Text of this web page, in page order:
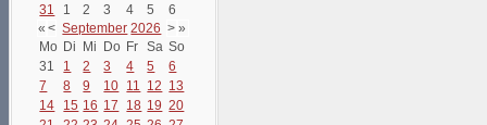
31
1 2 3 4 5
6
« < September 2026 > »
Mo Di Mi Do Fr Sa So
31
1 2 3 4 5
6
7
8 9 10 11 12 13
14
15 16 17 18 19 20